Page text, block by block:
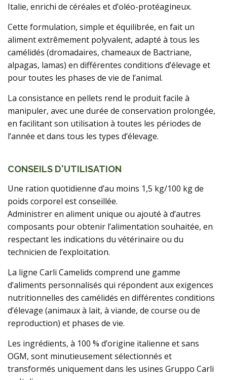
Italie, enrichi de céréales et d’oléo-protéagineux.
Cette formulation, simple et équilibrée, en fait un
aliment extrêmement polyvalent, adapté à tous les
camélidés (dromadaires, chameaux de Bactriane,
alpagas, lamas) en différentes conditions d’élevage et
pour toutes les phases de vie de l’animal.
La consistance en pellets rend le produit facile à
manipuler, avec une durée de conservation prolongée,
en facilitant son utilisation à toutes les périodes de
l’année et dans tous les types d’élevage.
CONSEILS D'UTILISATION
Une ration quotidienne d’au moins 1,5 kg/100 kg de
poids corporel est conseillée.
Administrer en aliment unique ou ajouté à d’autres
composants pour obtenir l’alimentation souhaitée, en
respectant les indications du vétérinaire ou du
technicien de l’exploitation.
La ligne Carli Camelids comprend une gamme
d’aliments personnalisés qui répondent aux exigences
nutritionnelles des camélidés en différentes conditions
d’élevage (animaux à lait, à viande, de course ou de
reproduction) et phases de vie.
Les ingrédients, à 100 % d’origine italienne et sans
OGM, sont minutieusement sélectionnés et
transformés uniquement dans les usines Gruppo Carli